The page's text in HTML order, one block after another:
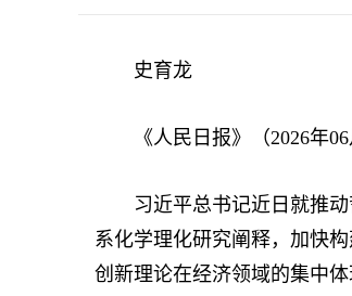
史育龙
《人民日报》（2026年06
习近平总书记近日就推动
系化学理化研究阐释，加快
创新理论在经济领域的集中